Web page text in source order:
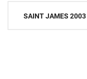
Navigation
SAINT JAMES 2003